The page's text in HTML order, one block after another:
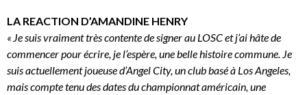
LA REACTION D’AMANDINE HENRY
« Je suis vraiment très contente de signer au LOSC et j’ai hâte de
commencer pour écrire, je l’espère, une belle histoire commune. Je
suis actuellement joueuse d’Angel City, un club basé à Los Angeles,
mais compte tenu des dates du championnat américain, une